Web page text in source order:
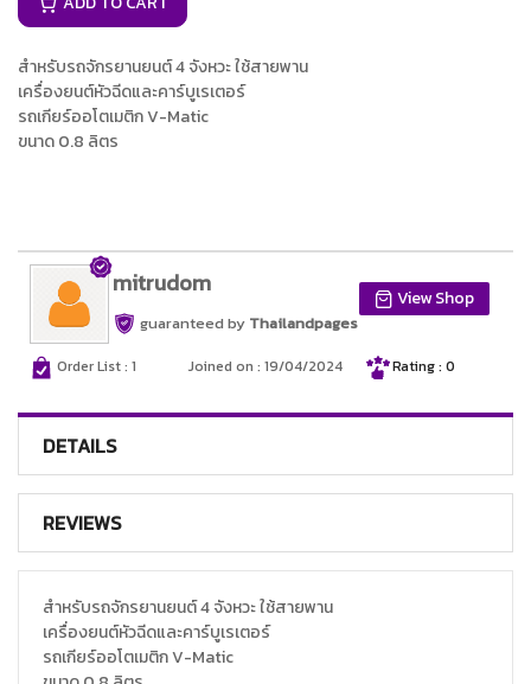
สำหรับรถจักรยานยนต์ 4 จังหวะ ใช้สายพาน
เครื่องยนต์หัวฉีดและคาร์บูเรเตอร์
รถเกียร์ออโตเมติก V-Matic
ขนาด 0.8 ลิตร
mitrudom
guaranteed by Thailandpages
View Shop
Order List : 1 Joined on : 19/04/2024 Rating : 0
DETAILS
REVIEWS
สำหรับรถจักรยานยนต์ 4 จังหวะ ใช้สายพาน
เครื่องยนต์หัวฉีดและคาร์บูเรเตอร์
รถเกียร์ออโตเมติก V-Matic